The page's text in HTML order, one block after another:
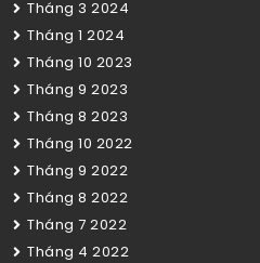
Tháng 3 2024
Tháng 1 2024
Tháng 10 2023
Tháng 9 2023
Tháng 8 2023
Tháng 10 2022
Tháng 9 2022
Tháng 8 2022
Tháng 7 2022
Tháng 4 2022